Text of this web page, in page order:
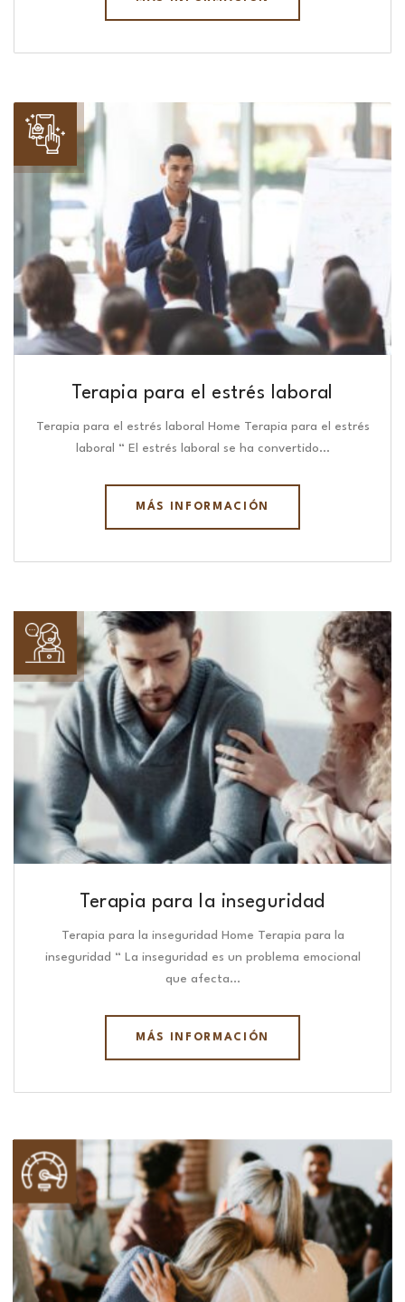
Terapia para el estrés laboral
Terapia para el estrés laboral Home Terapia para el estrés
laboral “ El estrés laboral se ha convertido…
MÁS INFORMACIÓN
Terapia para la inseguridad
Terapia para la inseguridad Home Terapia para la
inseguridad “ La inseguridad es un problema emocional
que afecta…
MÁS INFORMACIÓN